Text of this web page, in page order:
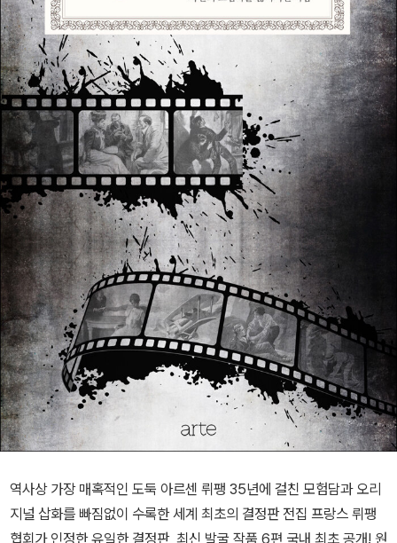
역사상 가장 매혹적인 도둑 아르센 뤼팽 35년에 걸친 모험담과 오리
지널 삽화를 빠짐없이 수록한 세계 최초의 결정판 전집 프랑스 뤼팽
협회가 인정한 유일한 결정판, 최신 발굴 작품 6편 국내 최초 공개! 원